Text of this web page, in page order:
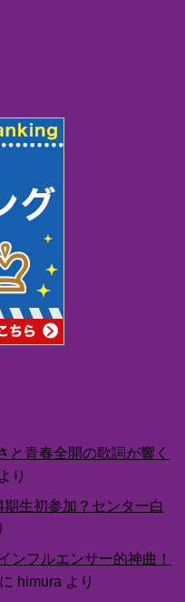
と青春全開の歌詞が響く
より
期生初参加？センター白
ンフルエンサー的神曲！
に himura より